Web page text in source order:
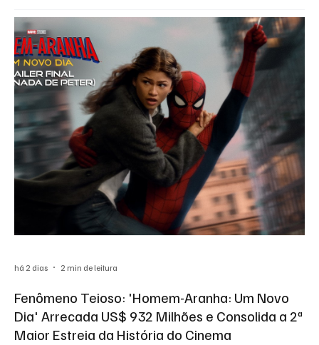
Fenômeno Teioso: 'Homem-Aranha: Um Novo
Dia' Arrecada US$ 932 Milhões e Consolida a 2ª
Maior Estreia da História do Cinema
há 2 dias 2 min de leitura